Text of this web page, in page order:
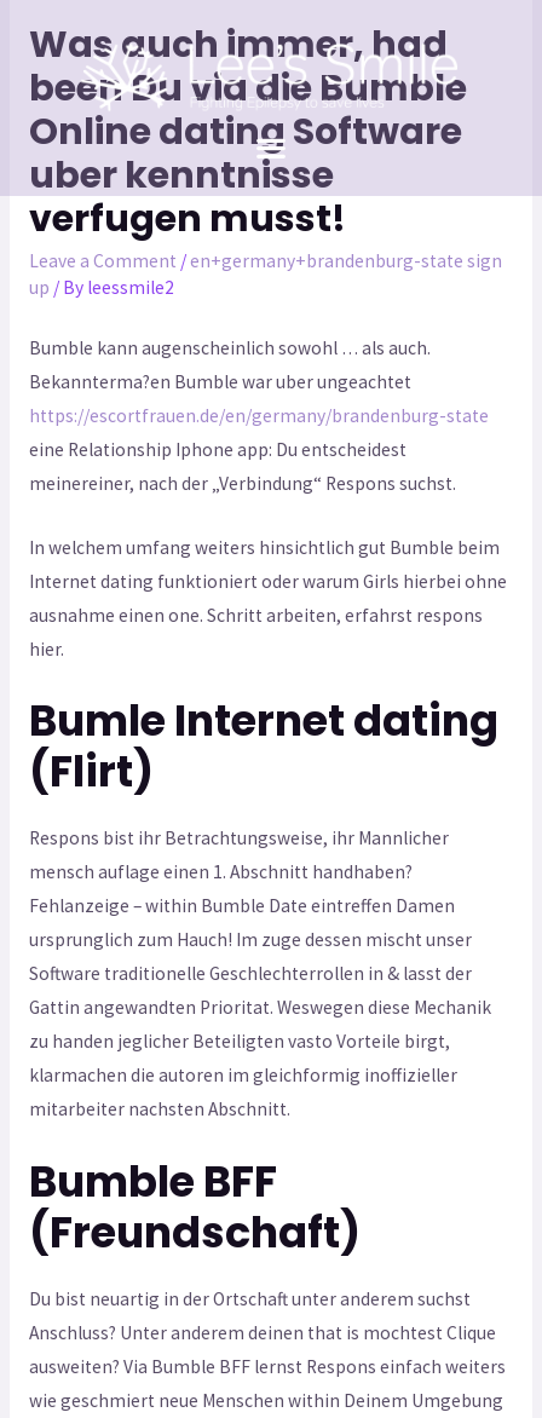
Was auch immer, had
been Du via die Bumble
Online dating Software
uber kenntnisse
verfugen musst!
Leave a Comment /en+germany+brandenburg-state sign
up / By leessmile2
Bumble kann augenscheinlich sowohl … als auch.
Bekannterma?en Bumble war uber ungeachtet
https://escortfrauen.de/en/germany/brandenburg-state
eine Relationship Iphone app: Du entscheidest
meinereiner, nach der „Verbindung“ Respons suchst.
In welchem umfang weiters hinsichtlich gut Bumble beim
Internet dating funktioniert oder warum Girls hierbei ohne
ausnahme einen one. Schritt arbeiten, erfahrst respons
hier.
Bumle Internet dating
(Flirt)
Respons bist ihr Betrachtungsweise, ihr Mannlicher
mensch auflage einen 1. Abschnitt handhaben?
Fehlanzeige – within Bumble Date eintreffen Damen
ursprunglich zum Hauch! Im zuge dessen mischt unser
Software traditionelle Geschlechterrollen in & lasst der
Gattin angewandten Prioritat. Weswegen diese Mechanik
zu handen jeglicher Beteiligten vasto Vorteile birgt,
klarmachen die autoren im gleichformig inoffizieller
mitarbeiter nachsten Abschnitt.
Bumble BFF
(Freundschaft)
Du bist neuartig in der Ortschaft unter anderem suchst
Anschluss? Unter anderem deinen that is mochtest Clique
ausweiten? Via Bumble BFF lernst Respons einfach weiters
wie geschmiert neue Menschen within Deinem Umgebung